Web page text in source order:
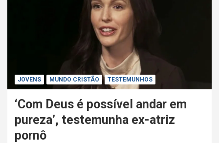
JOVENS MUNDO CRISTÃO TESTEMUNHOS
‘Com Deus é possível andar em
pureza’, testemunha ex-atriz
pornô